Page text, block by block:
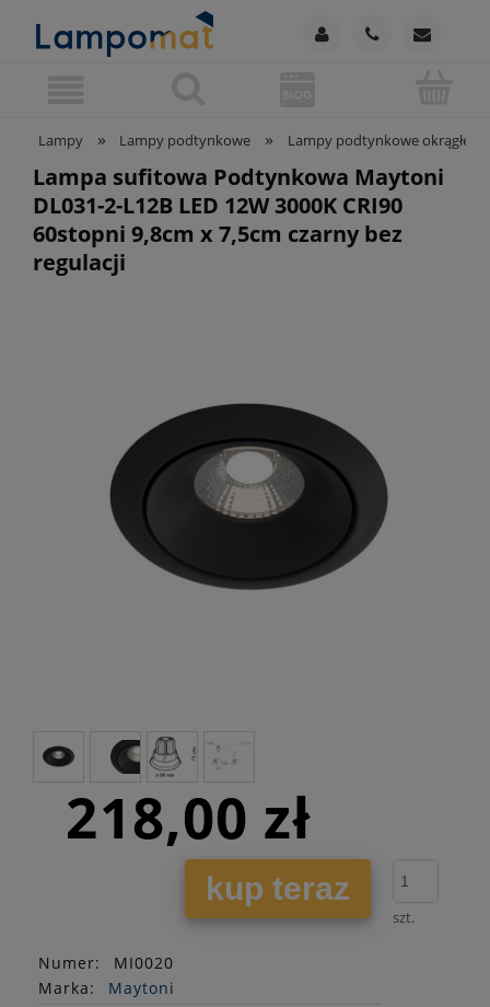
Lampy » Lampy podtynkowe » Lampy podtynkowe okrągłe
Lampa sufitowa Podtynkowa Maytoni
DL031-2-L12B LED 12W 3000K CRI90
60stopni 9,8cm x 7,5cm czarny bez
regulacji
218,00 zł
kup teraz
szt.
Numer:
MI0020
Marka:
Maytoni